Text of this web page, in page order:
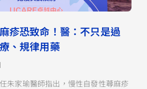
疹恐致命！醫：不只是過
、規律用藥
朱家瑜醫師指出，慢性自發性蕁麻疹